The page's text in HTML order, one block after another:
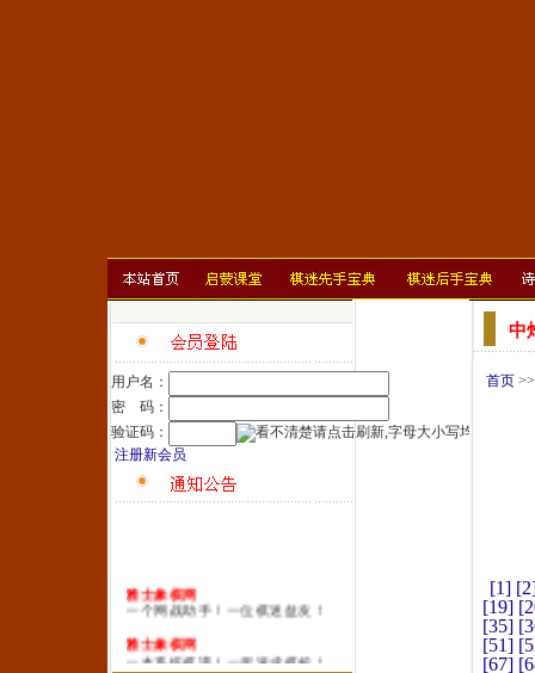
用户名：
密 码：
验证码：
注册新会员
雅士象棋网
一个网战助手！一位棋迷益友！
雅士象棋网
一本系统棋谱！一所速成棋校！
中
首页
[1]
[19]
[35]
[51]
[67]